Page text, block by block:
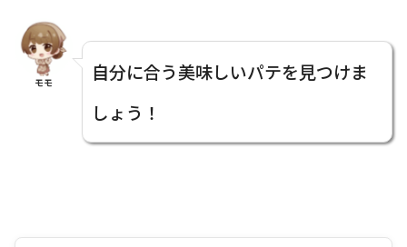
モモ
自分に合う美味しいパテを見つけま
しょう！